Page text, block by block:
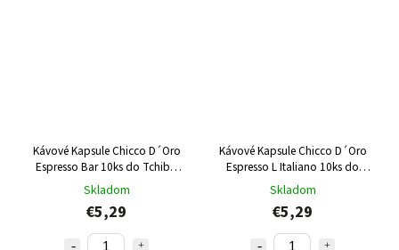
Kávové Kapsule Chicco D´Oro
Espresso Bar 10ks do Tchibo
Cafissimo a Caffitaly
Skladom
€5,29
Kávové Kapsule Chicco D´Oro
Espresso L Italiano 10ks do
Tchibo Cafissimo a Caffitaly
Skladom
€5,29